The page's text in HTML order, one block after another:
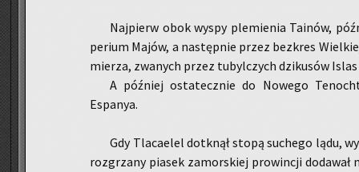
Naj­pierw obok wyspy ple­mie­nia Ta­inów,
pe­rium Majów, a na­stęp­nie przez bez­kres
mie­rza, zwa­nych przez tu­byl­czych dzi­ku­sów Islas
A póź­niej osta­tecz­nie do No­we­go
Espa­nya.
Gdy Tla­ca­elel do­tknął stopą su­che­go lądu,
roz­grza­ny pia­sek za­mor­skiej pro­win­cji